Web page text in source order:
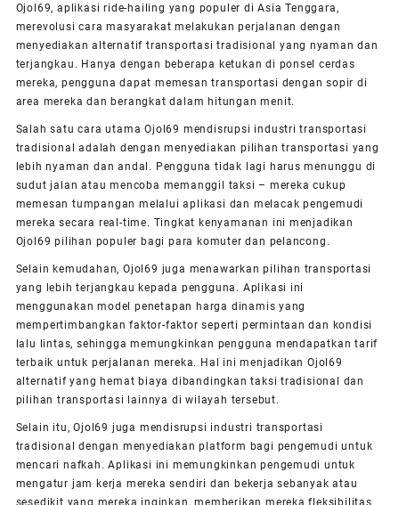
Ojol69, aplikasi ride-hailing yang populer di Asia Tenggara,
merevolusi cara masyarakat melakukan perjalanan dengan
menyediakan alternatif transportasi tradisional yang nyaman dan
terjangkau. Hanya dengan beberapa ketukan di ponsel cerdas
mereka, pengguna dapat memesan transportasi dengan sopir di
area mereka dan berangkat dalam hitungan menit.
Salah satu cara utama Ojol69 mendisrupsi industri transportasi
tradisional adalah dengan menyediakan pilihan transportasi yang
lebih nyaman dan andal. Pengguna tidak lagi harus menunggu di
sudut jalan atau mencoba memanggil taksi – mereka cukup
memesan tumpangan melalui aplikasi dan melacak pengemudi
mereka secara real-time. Tingkat kenyamanan ini menjadikan
Ojol69 pilihan populer bagi para komuter dan pelancong.
Selain kemudahan, Ojol69 juga menawarkan pilihan transportasi
yang lebih terjangkau kepada pengguna. Aplikasi ini
menggunakan model penetapan harga dinamis yang
mempertimbangkan faktor-faktor seperti permintaan dan kondisi
lalu lintas, sehingga memungkinkan pengguna mendapatkan tarif
terbaik untuk perjalanan mereka. Hal ini menjadikan Ojol69
alternatif yang hemat biaya dibandingkan taksi tradisional dan
pilihan transportasi lainnya di wilayah tersebut.
Selain itu, Ojol69 juga mendisrupsi industri transportasi
tradisional dengan menyediakan platform bagi pengemudi untuk
mencari nafkah. Aplikasi ini memungkinkan pengemudi untuk
mengatur jam kerja mereka sendiri dan bekerja sebanyak atau
sesedikit yang mereka inginkan, memberikan mereka fleksibilitas